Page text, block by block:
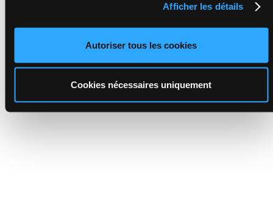
Afficher les détails
Autoriser tous les cookies
Cookies nécessaires uniquement